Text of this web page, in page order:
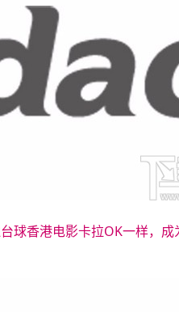
球香港电影卡拉OK一样，